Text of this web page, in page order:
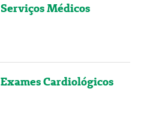
Médicos
Cardiológicos